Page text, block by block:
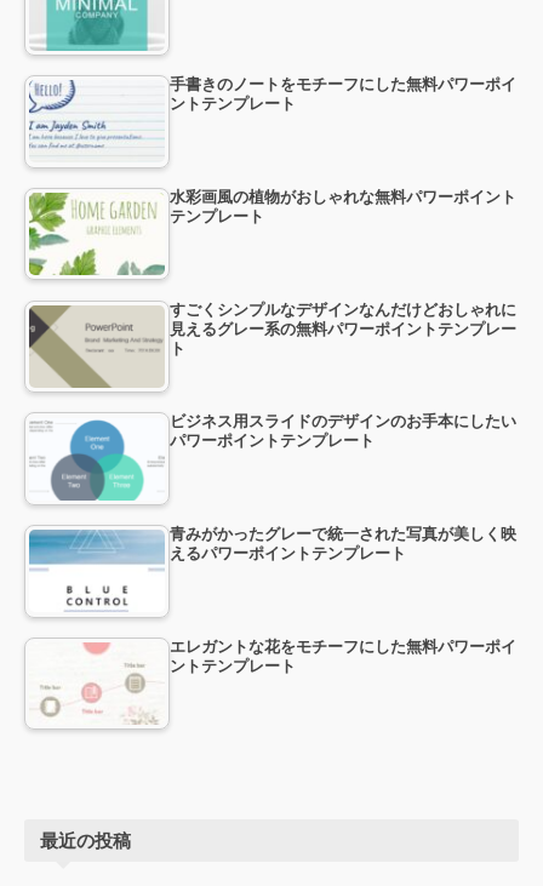
手書きのノートをモチーフにした無料パワーポイ
ントテンプレート
水彩画風の植物がおしゃれな無料パワーポイント
テンプレート
すごくシンプルなデザインなんだけどおしゃれに
見えるグレー系の無料パワーポイントテンプレー
ト
ビジネス用スライドのデザインのお手本にしたい
パワーポイントテンプレート
青みがかったグレーで統一された写真が美しく映
えるパワーポイントテンプレート
エレガントな花をモチーフにした無料パワーポイ
ントテンプレート
最近の投稿